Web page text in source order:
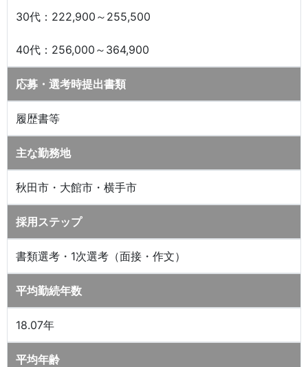
30代：222,900～255,500
40代：256,000～364,900
応募・選考時提出書類
履歴書等
主な勤務地
秋田市・大館市・横手市
採用ステップ
書類選考・1次選考（面接・作文）
平均勤続年数
18.07年
平均年齢